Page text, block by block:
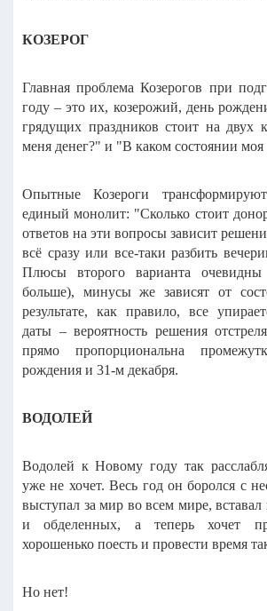
КОЗЕРОГ
Главная проблема Козерогов при
году – это их, козерожий, день
грядущих праздников стоит на двух
меня денег?" и "В каком состоянии моя
Опытные Козероги
единый монолит: "Сколько стоит
ответов на эти вопросы зависит
всё сразу или все-таки разбить
Плюсы второго варианта очевидны
больше), минусы же зависят от
результате, как правило, все
даты – вероятность решения
прямо пропорциональна
рождения и 31-м декабря.
ВОДОЛЕЙ
Водолей к Новому году так
уже не хочет. Весь год он боролся с
выступал за мир во всем мире,
и обделенных, а теперь хочет
хорошенько поесть и провести время
Но нет!